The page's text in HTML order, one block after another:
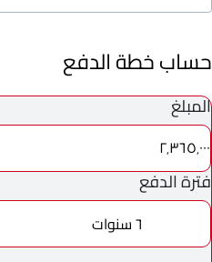
حساب خطة الدفع
المبلغ
٢٬٣٦٥٬٠٠٠
فترة الدفع
٦ سنوات